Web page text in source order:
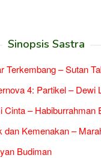
Sinopsis Sastra
Terkembang – Sutan
4: Partikel – Dewi
Cinta – Habiburrahman
dan Kemenakan –
Budiman